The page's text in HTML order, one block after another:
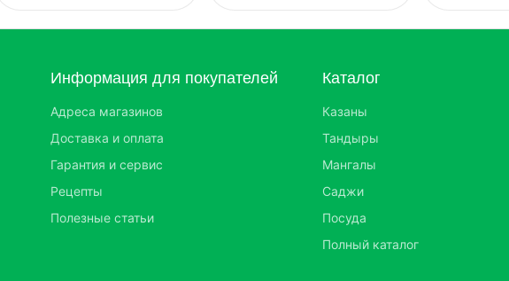
Информация для покупателей
Адреса магазинов
Доставка и оплата
Гарантия и сервис
Рецепты
Полезные статьи
Каталог
Казаны
Тандыры
Мангалы
Саджи
Посуда
Полный каталог